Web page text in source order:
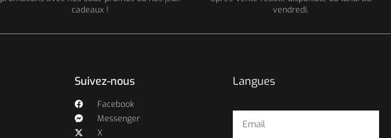
cadeaux !
vendredi.
Suivez-nous
Facebook
Messenger
X
Langues